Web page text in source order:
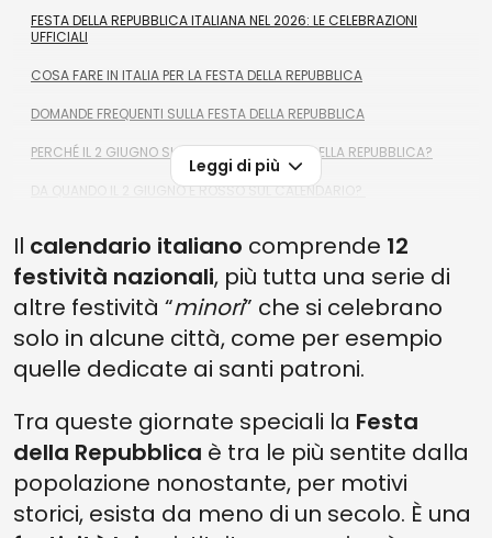
FESTA DELLA REPUBBLICA ITALIANA NEL 2026: LE CELEBRAZIONI
UFFICIALI
COSA FARE IN ITALIA PER LA FESTA DELLA REPUBBLICA
DOMANDE FREQUENTI SULLA FESTA DELLA REPUBBLICA
PERCHÉ IL 2 GIUGNO SI FESTEGGIA LA FESTA DELLA REPUBBLICA?
DA QUANDO IL 2 GIUGNO È ROSSO SUL CALENDARIO?
Leggi di più
Il calendario italiano comprende 12
festività nazionali, più tutta una serie di
altre festività “minori” che si celebrano
solo in alcune città, come per esempio
quelle dedicate ai santi patroni.
Tra queste giornate speciali la Festa
della Repubblica è tra le più sentite dalla
popolazione nonostante, per motivi
storici, esista da meno di un secolo. È una